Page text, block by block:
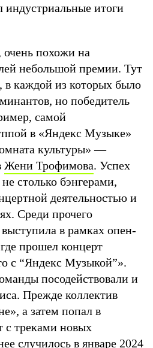
индустриальные итоги
похожи на
небольшой премии. Тут
в каждой из которых было
но победитель
самой
в «Яндекс Музыке»
культуры» —
Жени Трофимова. Успех
столько бэнгерами,
деятельностью и
Среди прочего
в рамках опен-
прошел концерт
с “Яндекс Музыкой”».
посодействовали и
Прежде коллектив
а затем попал в
треками новых
случилось в январе 2024